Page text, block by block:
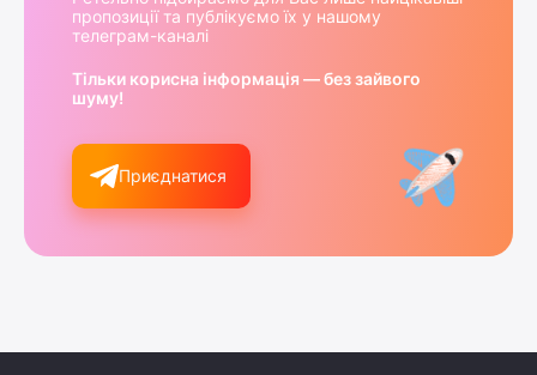
пропозиції та публікуємо їх у нашому
телеграм-каналі
Тільки корисна інформація — без зайвого
шуму!
Приєднатися